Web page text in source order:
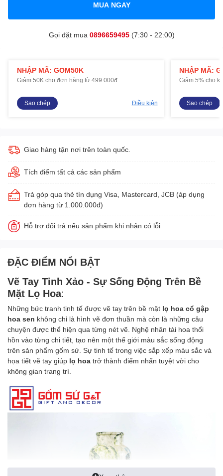
MUA NGAY
Gọi đặt mua 0896659495(7:30 - 22:00)
NHẬP MÃ: GOM50K
Giảm 50K cho đơn hàng từ 499.000đ
Sao chép Điều kiện
NHẬP MÃ:
Giảm 5% cho
Sao chép
Giao hàng tận nơi trên toàn quốc.
Tích điểm tất cả các sản phẩm
Trả góp qua thẻ tín dụng Visa, Mastercard, JCB (áp dụng
đơn hàng từ 1.000.000đ)
Hỗ trợ đổi trả nếu sản phẩm khi nhận có lỗi
ĐẶC ĐIỂM NỔI BẬT
Vẽ Tay Tinh Xảo - Sự Sống Động Trên Bề
Mặt Lọ Hoa:
Những bức tranh tinh tế được vẽ tay trên bề mặt lọ hoa cổ gập
hoa sen không chỉ là hình vẽ đơn thuần mà còn là những câu
chuyện được thể hiện qua từng nét vẽ. Nghệ nhân tài hoa thổi
hồn vào từng chi tiết, tạo nên một thế giới màu sắc sống động
trên sản phẩm gốm sứ. Sự tinh tế trong việc sắp xếp màu sắc và
họa tiết vẽ tay giúp lọ hoa trở thành điểm nhấn tuyệt vời cho
không gian trang trí.